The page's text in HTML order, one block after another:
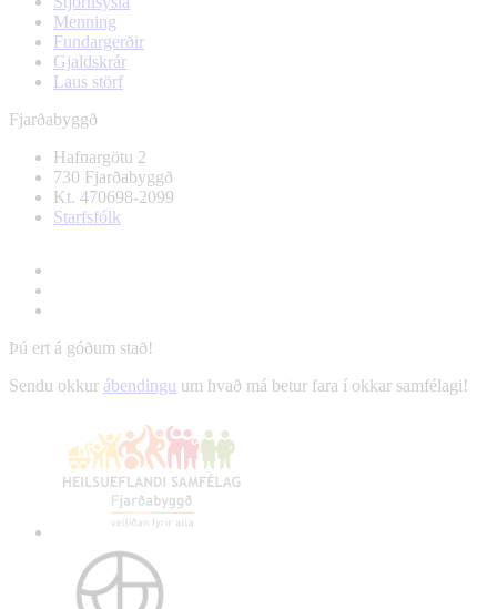
Menning
Fundargerðir
Gjaldskrár
Laus störf
Fjarðabyggð
Hafnargötu 2
730 Fjarðabyggð
Kt. 470698-2099
Starfsfólk
Þú ert á góðum stað!
Sendu okkur ábendingu um hvað má betur fara í okkar samfélagi!